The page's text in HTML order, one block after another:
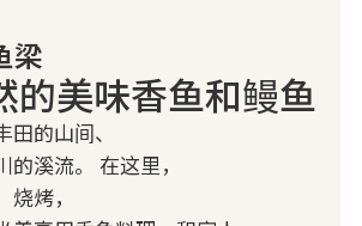
梁
的美味香鱼和鳗鱼
的山间、
溪流。 在这里，
烤，